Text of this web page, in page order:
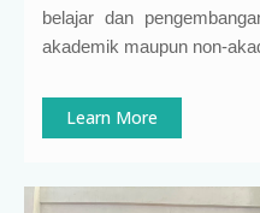
belajar dan
akademik maupun non-
Learn More